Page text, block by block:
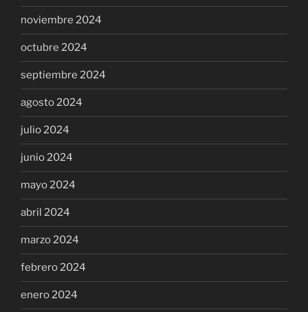
noviembre 2024
octubre 2024
septiembre 2024
agosto 2024
julio 2024
junio 2024
mayo 2024
abril 2024
marzo 2024
febrero 2024
enero 2024